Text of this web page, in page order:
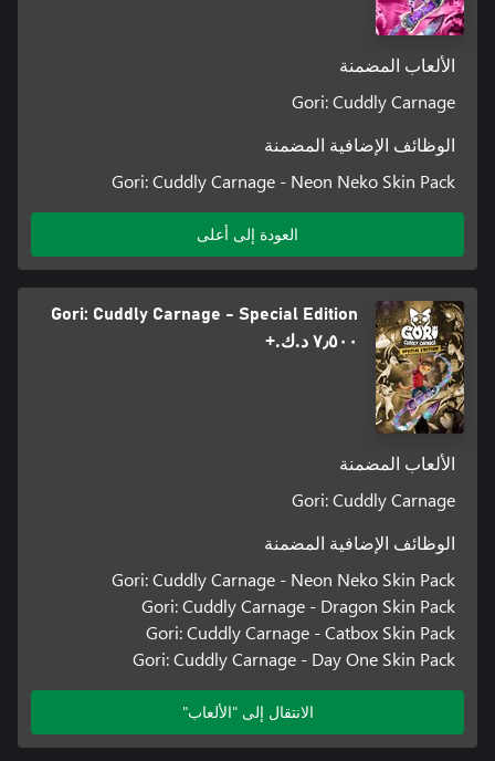
الألعاب المضمنة
Gori: Cuddly Carnage
الوظائف الإضافية المضمنة
Gori: Cuddly Carnage - Neon Neko Skin Pack
العودة إلى أعلى
Gori: Cuddly Carnage - Special Edition
٧٫٥٠٠ د.ك.‏+
الألعاب المضمنة
Gori: Cuddly Carnage
الوظائف الإضافية المضمنة
Gori: Cuddly Carnage - Neon Neko Skin Pack
Gori: Cuddly Carnage - Dragon Skin Pack
Gori: Cuddly Carnage - Catbox Skin Pack
Gori: Cuddly Carnage - Day One Skin Pack
الانتقال إلى "الألعاب"